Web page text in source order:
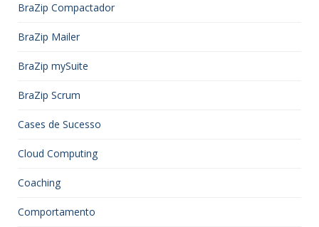
BraZip Compactador
BraZip Mailer
BraZip mySuite
BraZip Scrum
Cases de Sucesso
Cloud Computing
Coaching
Comportamento